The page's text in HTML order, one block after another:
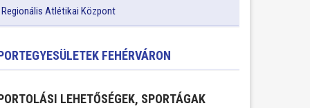
Regionális Atlétikai Központ
FEHÉRVÁRON
LEHETŐSÉGEK, SPORTÁGAK